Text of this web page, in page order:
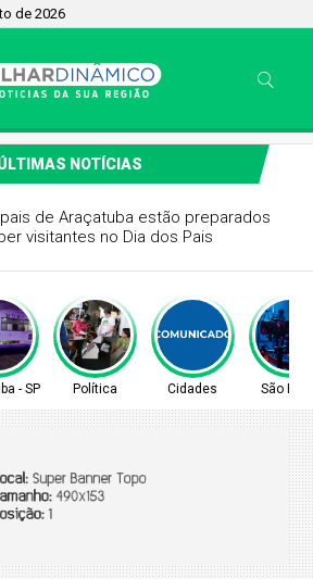
de 2026
NOTÍCIAS
recebe iluminação em alusão
à violência contra a mulher
- SP Política Cidades São